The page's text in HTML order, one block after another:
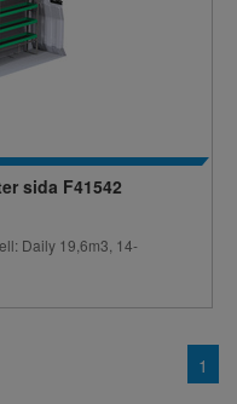
sida F41542
Daily 19,6m3, 14-
1